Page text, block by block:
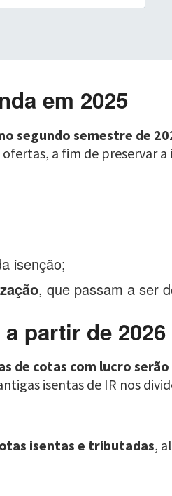
em 2025
segundo semestre de
a fim de preservar a
isenção;
, que passam a ser
partir de 2026
de cotas com lucro
isentas de IR nos
isentas e tributadas,